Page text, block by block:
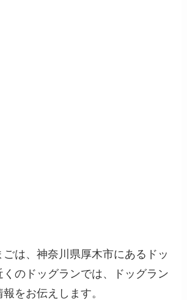
ごは、神奈川県厚木市にあるドッ
くのドッグランでは、ドッグラン
をお伝えします。